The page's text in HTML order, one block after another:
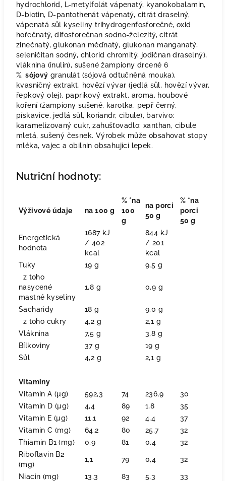
hydrochlorid, L-metylfolát vápenatý, kyanokobalamin,
D-biotin, D-pantothenát vápenatý, citrát draselný,
vápenatá sůl kyseliny trihydrogenfosforečné, oxid
hořečnatý, difosforečnan sodno-železitý, citrát
zinečnatý, glukonan měďnatý, glukonan manganatý,
seleničitan sodný, chlorid chromitý, jodičnan draselný),
vláknina (inulin), sušené žampiony drcené 6
%, sójový granulát (sójová odtučněná mouka),
kvasničný extrakt, hovězí vývar (jedlá sůl, hovězí vývar,
řepkový olej), paprikový extrakt, aroma, houbové
koření (žampiony sušené, karotka, pepř černý,
pískavice, jedlá sůl, koriandr, cibule), barvivo:
karamelizovaný cukr, zahušťovadlo: xanthan, cibule
mletá, sušený česnek. Výrobek může obsahovat stopy
mléka, vajec a obilnin obsahující lepek.
Nutriční hodnoty:
Výživové údaje na 100 g
% *na
100
g
na porci
50 g
% *na
porci
50 g
Energetická
hodnota
1687 kJ
/ 402
kcal
844 kJ
/ 201
kcal
Tuky
19 g
9,5 g
z toho
nasycené
mastné kyseliny
1,8 g 0,9 g
Sacharidy 18 g
9,0 g
z toho cukry
4,2 g
2,1 g
Vláknina
7,5 g
3,8 g
Bílkoviny
37 g
19 g
Sůl
4,2 g 2,1 g
Vitaminy
Vitamin A (µg)
592,3 74 236,9
30
Vitamin D (µg)
4,4 89 1,8
35
Vitamin E (µg)
11,1 92 4,4
37
Vitamin C (mg)
64,2 80 25,7
32
Thiamin B1 (mg)
0,9 81 0,4
32
Riboflavin B2
(mg)
1,1 79 0,4 32
Niacin (mg) 13,3 83 5,3
33